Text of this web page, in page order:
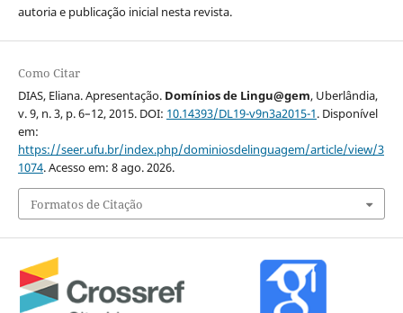
autoria e publicação inicial nesta revista.
Como Citar
DIAS, Eliana. Apresentação. Domínios de Lingu@gem, Uberlândia,
v. 9, n. 3, p. 6–12, 2015. DOI: 10.14393/DL19-v9n3a2015-1. Disponível
em:
https://seer.ufu.br/index.php/dominiosdelinguagem/article/view/3
1074. Acesso em: 8 ago. 2026.
Formatos de Citação